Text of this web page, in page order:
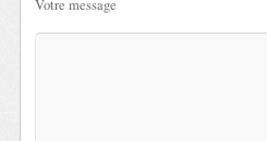
Votre message